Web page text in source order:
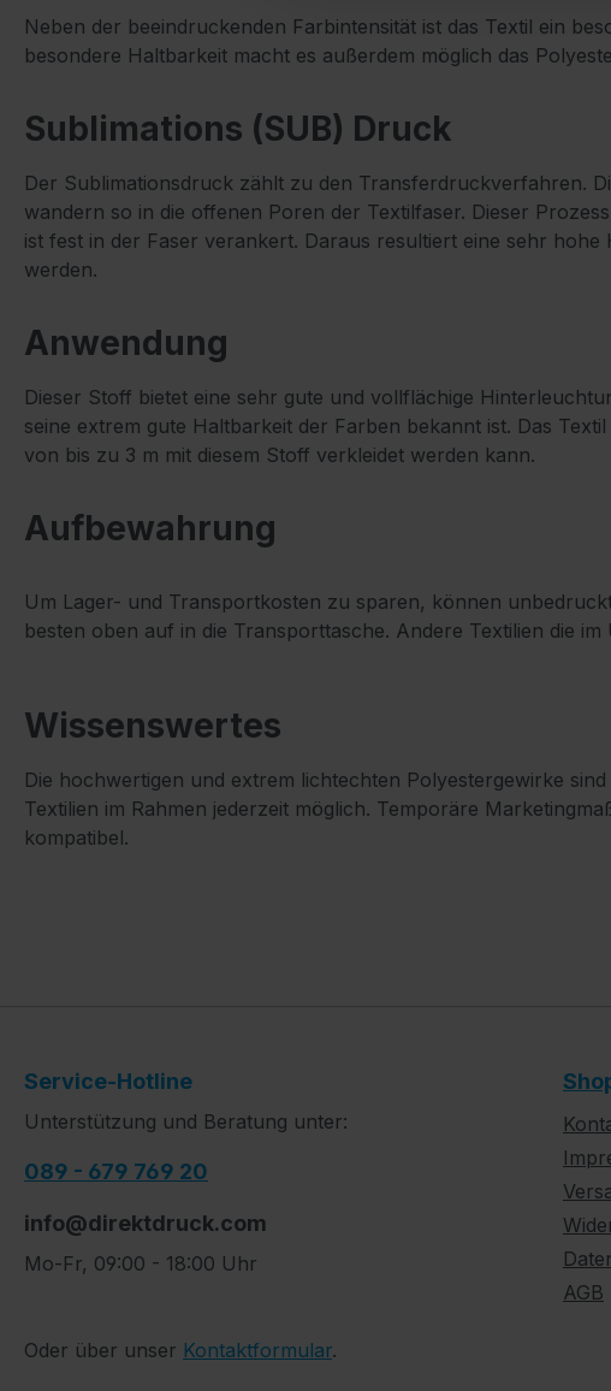
Neben der beeindruckenden Farbintensität ist das Textil ein
besondere Haltbarkeit macht es außerdem möglich das
Sublimations (SUB) Druck
Der Sublimationsdruck zählt zu den Transferdruckverfahren.
wandern so in die offenen Poren der Textilfaser. Dieser
ist fest in der Faser verankert. Daraus resultiert eine sehr
werden.
Anwendung
Dieser Stoff bietet eine sehr gute und vollflächige
seine extrem gute Haltbarkeit der Farben bekannt ist. Das
von bis zu 3 m mit diesem Stoff verkleidet werden kann.
Aufbewahrung
Um Lager- und Transportkosten zu sparen, können
besten oben auf in die Transporttasche. Andere Textilien die
Wissenswertes
Die hochwertigen und extrem lichtechten Polyestergewirke
Textilien im Rahmen jederzeit möglich. Temporäre
kompatibel.
Service-Hotline
Unterstützung und Beratung unter:
089 - 679 769 20
info@direktdruck.com
Mo-Fr, 09:00 - 18:00 Uhr
Oder über unser Kontaktformular.
AGB